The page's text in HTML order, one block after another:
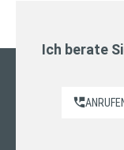
Ich berate